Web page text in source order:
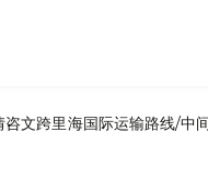
咨文跨里海国际运输路线/中